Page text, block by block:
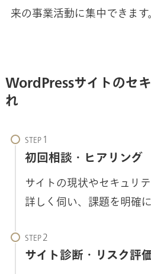
来の事業活動に集中できます
WordPressサイトのセ
れ
STEP
初回相談・ヒアリング
サイトの現状やセキュリ
詳しく伺い、課題を明確に
STEP
サイト診断・リスク評